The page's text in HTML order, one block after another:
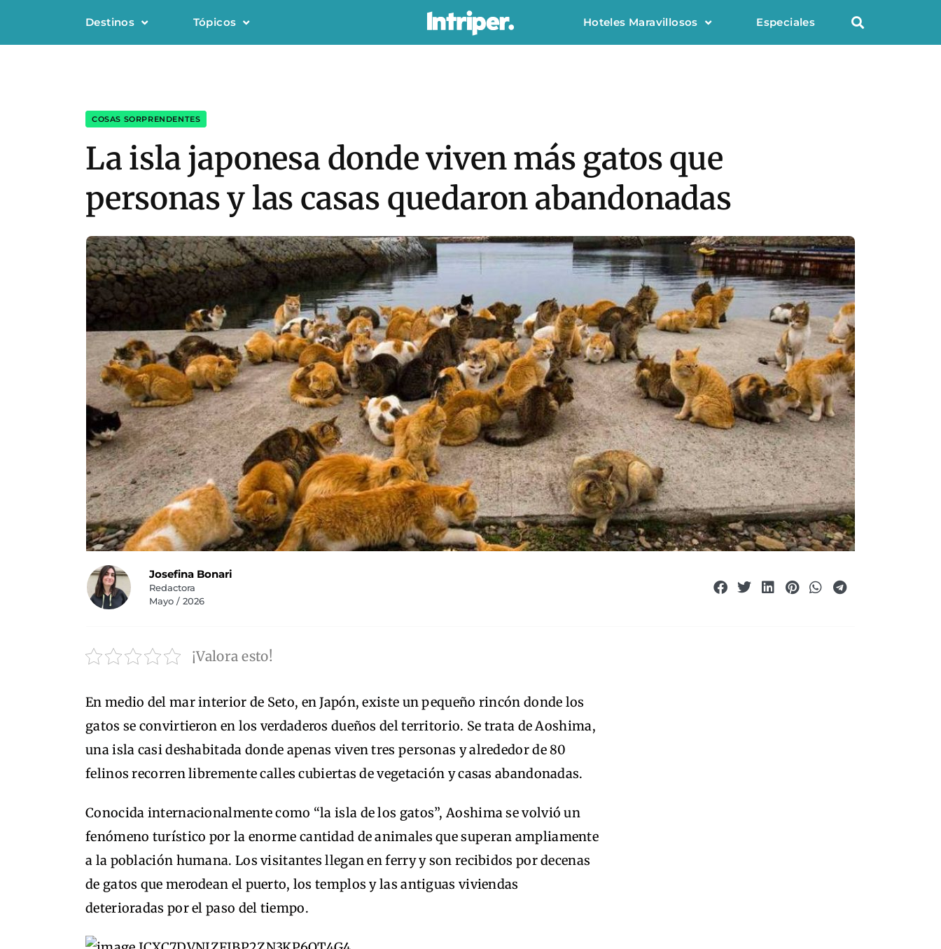
Destinos Tópicos Hoteles Maravillosos Especiales
COSAS SORPRENDENTES
La isla japonesa donde viven más gatos que
personas y las casas quedaron abandonadas
Josefina Bonari
Redactora
Mayo / 2026
¡Valora esto!
En medio del mar interior de Seto, en Japón, existe un pequeño rincón donde los
gatos se convirtieron en los verdaderos dueños del territorio. Se trata de Aoshima,
una isla casi deshabitada donde apenas viven tres personas y alrededor de 80
felinos recorren libremente calles cubiertas de vegetación y casas abandonadas.
Conocida internacionalmente como “la isla de los gatos”, Aoshima se volvió un
fenómeno turístico por la enorme cantidad de animales que superan ampliamente
a la población humana. Los visitantes llegan en ferry y son recibidos por decenas
de gatos que merodean el puerto, los templos y las antiguas viviendas
deterioradas por el paso del tiempo.